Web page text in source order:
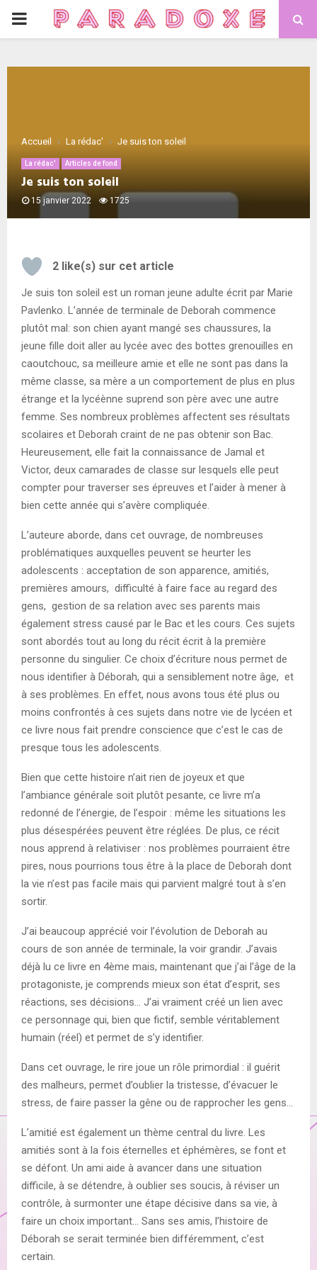
PRIMARY
Accueil La rédac' Je suis ton soleil
La rédac' Articles de fond
Je suis ton soleil
15 janvier 2022 1725
2 like(s) sur cet article
Je suis ton soleil est un roman jeune adulte écrit par Marie
Pavlenko. L’année de terminale de Deborah commence
plutôt mal: son chien ayant mangé ses chaussures, la
jeune fille doit aller au lycée avec des bottes grenouilles en
caoutchouc, sa meilleure amie et elle ne sont pas dans la
même classe, sa mère a un comportement de plus en plus
étrange et la lycéènne suprend son père avec une autre
femme. Ses nombreux problèmes affectent ses résultats
scolaires et Deborah craint de ne pas obtenir son Bac.
Heureusement, elle fait la connaissance de Jamal et
Victor, deux camarades de classe sur lesquels elle peut
compter pour traverser ses épreuves et l’aider à mener à
bien cette année qui s’avère compliquée.
L’auteure aborde, dans cet ouvrage, de nombreuses
problématiques auxquelles peuvent se heurter les
adolescents : acceptation de son apparence, amitiés,
premières amours, difficulté à faire face au regard des
gens, gestion de sa relation avec ses parents mais
également stress causé par le Bac et les cours. Ces sujets
sont abordés tout au long du récit écrit à la première
personne du singulier. Ce choix d’écriture nous permet de
nous identifier à Déborah, qui a sensiblement notre âge, et
à ses problèmes. En effet, nous avons tous été plus ou
moins confrontés à ces sujets dans notre vie de lycéen et
ce livre nous fait prendre conscience que c’est le cas de
presque tous les adolescents.
Bien que cette histoire n’ait rien de joyeux et que
l’ambiance générale soit plutôt pesante, ce livre m’a
redonné de l’énergie, de l’espoir : même les situations les
plus désespérées peuvent être réglées. De plus, ce récit
nous apprend à relativiser : nos problèmes pourraient être
pires, nous pourrions tous être à la place de Deborah dont
la vie n’est pas facile mais qui parvient malgré tout à s’en
sortir.
J’ai beaucoup apprécié voir l’évolution de Deborah au
cours de son année de terminale, la voir grandir. J’avais
déjà lu ce livre en 4ème mais, maintenant que j’ai l’âge de la
protagoniste, je comprends mieux son état d’esprit, ses
réactions, ses décisions… J’ai vraiment créé un lien avec
ce personnage qui, bien que fictif, semble véritablement
humain (réel) et permet de s’y identifier.
Dans cet ouvrage, le rire joue un rôle primordial : il guérit
des malheurs, permet d’oublier la tristesse, d’évacuer le
stress, de faire passer la gêne ou de rapprocher les gens…
L’amitié est également un thème central du livre. Les
amitiés sont à la fois éternelles et éphémères, se font et
se défont. Un ami aide à avancer dans une situation
difficile, à se détendre, à oublier ses soucis, à réviser un
contrôle, à surmonter une étape décisive dans sa vie, à
faire un choix important… Sans ses amis, l’histoire de
Déborah se serait terminée bien différemment, c’est
certain.